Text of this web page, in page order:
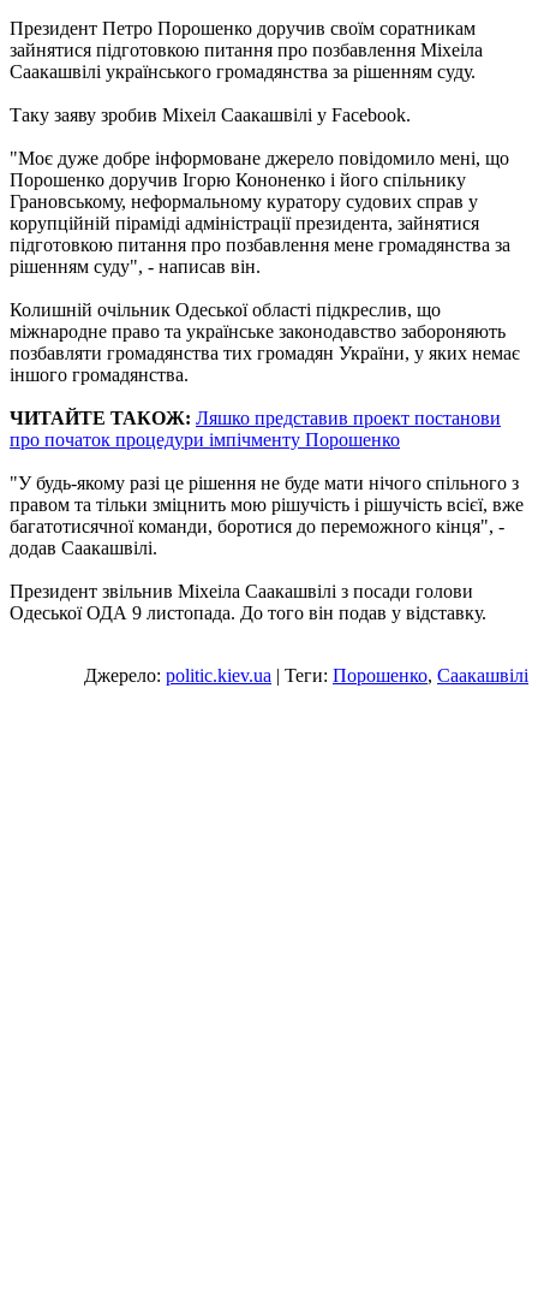
Президент Петро Порошенко доручив своїм соратникам
зайнятися підготовкою питання про позбавлення Міхеіла
Саакашвілі українського громадянства за рішенням суду.
Таку заяву зробив Міхеіл Саакашвілі у Facebook.
"Моє дуже добре інформоване джерело повідомило мені, що
Порошенко доручив Ігорю Кононенко і його спільнику
Грановському, неформальному куратору судових справ у
корупційній піраміді адміністрації президента, зайнятися
підготовкою питання про позбавлення мене громадянства за
рішенням суду", - написав він.
Колишній очільник Одеської області підкреслив, що
міжнародне право та українське законодавство забороняють
позбавляти громадянства тих громадян України, у яких немає
іншого громадянства.
ЧИТАЙТЕ ТАКОЖ: Ляшко представив проект постанови
про початок процедури імпічменту Порошенко
"У будь-якому разі це рішення не буде мати нічого спільного з
правом та тільки зміцнить мою рішучість і рішучість всієї, вже
багатотисячної команди, боротися до переможного кінця", -
додав Саакашвілі.
Президент звільнив Міхеіла Саакашвілі з посади голови
Одеської ОДА 9 листопада. До того він подав у відставку.
Джерело: politic.kiev.ua | Теги: Порошенко, Саакашвілі